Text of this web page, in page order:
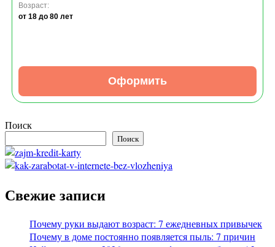
Возраст:
от 18 до 80 лет
Оформить
Поиск
Поиск
Свежие записи
Почему руки выдают возраст: 7 ежедневных привычек
Почему в доме постоянно появляется пыль: 7 причин